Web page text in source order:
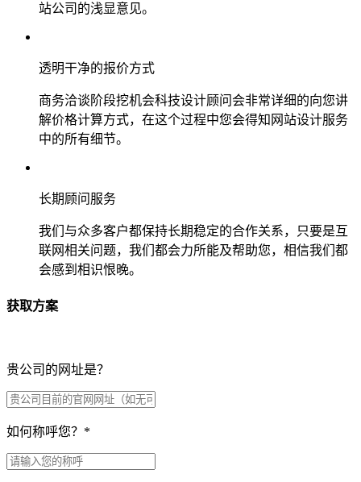
站公司的浅显意见。
透明干净的报价方式
商务洽谈阶段挖机会科技设计顾问会非常详细的向您讲
解价格计算方式，在这个过程中您会得知网站设计服务
中的所有细节。
长期顾问服务
我们与众多客户都保持长期稳定的合作关系，只要是互
联网相关问题，我们都会力所能及帮助您，相信我们都
会感到相识恨晚。
获取方案
贵公司的网址是？
如何称呼您？ *